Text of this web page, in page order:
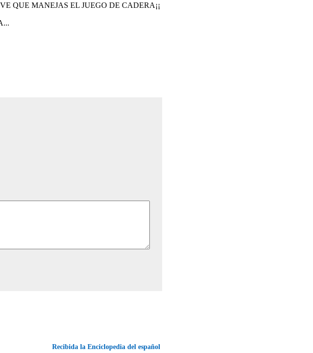
QUE MANEJAS EL JUEGO DE CADERA¡¡
Recibida la Enciclopedia del español